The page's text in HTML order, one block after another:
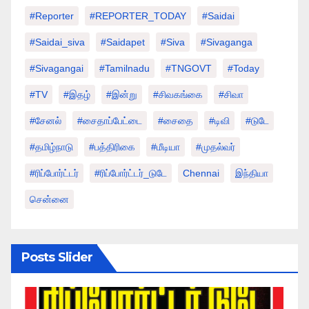
#Reporter #REPORTER_TODAY #saidai
#saidai_siva #saidapet #Siva #Sivaganga
#sivagangai #tamilnadu #TNGOVT #today
#TV #இதழ் #இன்று #சிவகங்கை #சிவா
#சேனல் #சைதாப்பேட்டை #சைதை #டிவி #டுடே
#தமிழ்நாடு #பத்திரிகை #மீடியா #முதல்வர்
#ரிப்போர்ட்டர் #ரிப்போர்ட்டர்_டுடே Chennai இந்தியா
சென்னை
Posts Slider